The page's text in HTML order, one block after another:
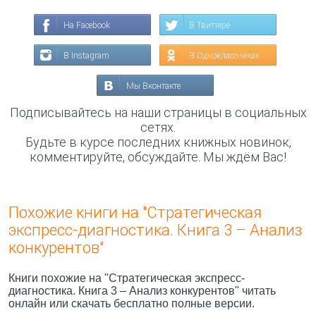
На Facebook В Твиттере
В Instagram В Одноклассниках
Мы Вконтакте
Подписывайтесь на наши страницы в социальных
сетях.
Будьте в курсе последних книжных новинок,
комментируйте, обсуждайте. Мы ждём Вас!
Похожие книги на "Стратегическая
экспресс-диагностика. Книга 3 – Анализ
конкурентов"
Книги похожие на "Стратегическая экспресс-
диагностика. Книга 3 – Анализ конкурентов" читать
онлайн или скачать бесплатно полные версии.